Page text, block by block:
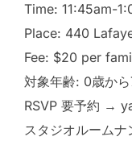
Time: 11:45am-
Place: 440
Fee: $20 per
対象年齢: 0歳か
RSVP 要予約 →
スタジオルーム